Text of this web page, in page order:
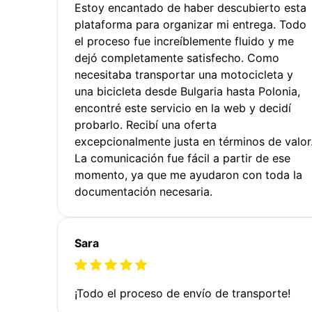
Estoy encantado de haber descubierto esta
plataforma para organizar mi entrega. Todo
el proceso fue increíblemente fluido y me
dejó completamente satisfecho. Como
necesitaba transportar una motocicleta y
una bicicleta desde Bulgaria hasta Polonia,
encontré este servicio en la web y decidí
probarlo. Recibí una oferta
excepcionalmente justa en términos de
La comunicación fue fácil a partir de ese
momento, ya que me ayudaron con toda la
documentación necesaria.
Sara
¡Todo el proceso de envío de transporte!